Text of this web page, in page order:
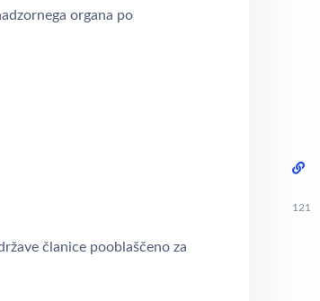
organa po
članice pooblaščeno za
121